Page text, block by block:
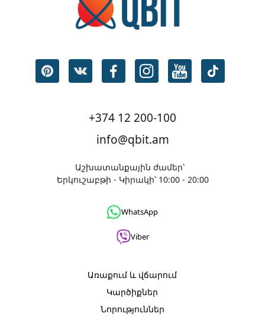
+374 12 200-100
info@qbit.am
Աշխատանքային ժամեր՝
Երկուշաբթի - Կիրակի՝ 10:00 - 20:00
WhatsApp
Viber
Առաքում և վճարում
Կարծիքներ
Նորություններ